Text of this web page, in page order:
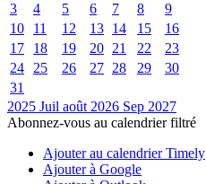
3
4 5 6 7 8
9
10
11 12 13 14 15
16
17
18 19 20 21 22
23
24
25 26 27 28 29
30
31
2025 Juil août 2026 Sep 2027
Abonnez-vous au calendrier filtré
Ajouter au calendrier Timely
Ajouter à Google